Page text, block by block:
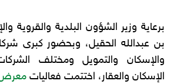
برعاية وزير الشؤون البلدية والقروية
بن عبدالله الحقيل، وبحضور كبرى
والإسكان والتمويل ومختلف
الإسكان والعقار، اختتمت فعاليات معرض